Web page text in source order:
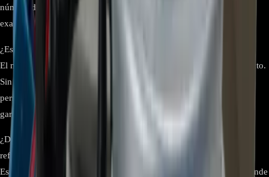
número de parte del motor original para asegurar compatibilidad
exacta.
¿Este motor puede instalarse fácilmente sin asistencia técnica?
El motor tiene dimensiones estándar para facilitar el reemplazo directo.
Sin embargo, se recomienda que la instalación sea realizada por
personal calificado para evitar daños en el sistema o pérdida de
garantía.
¿Dónde se instala el motor LG DC EAU63103205 dentro del
refrigerador?
Este motor se instala en el área del condensador del refrigerador, donde